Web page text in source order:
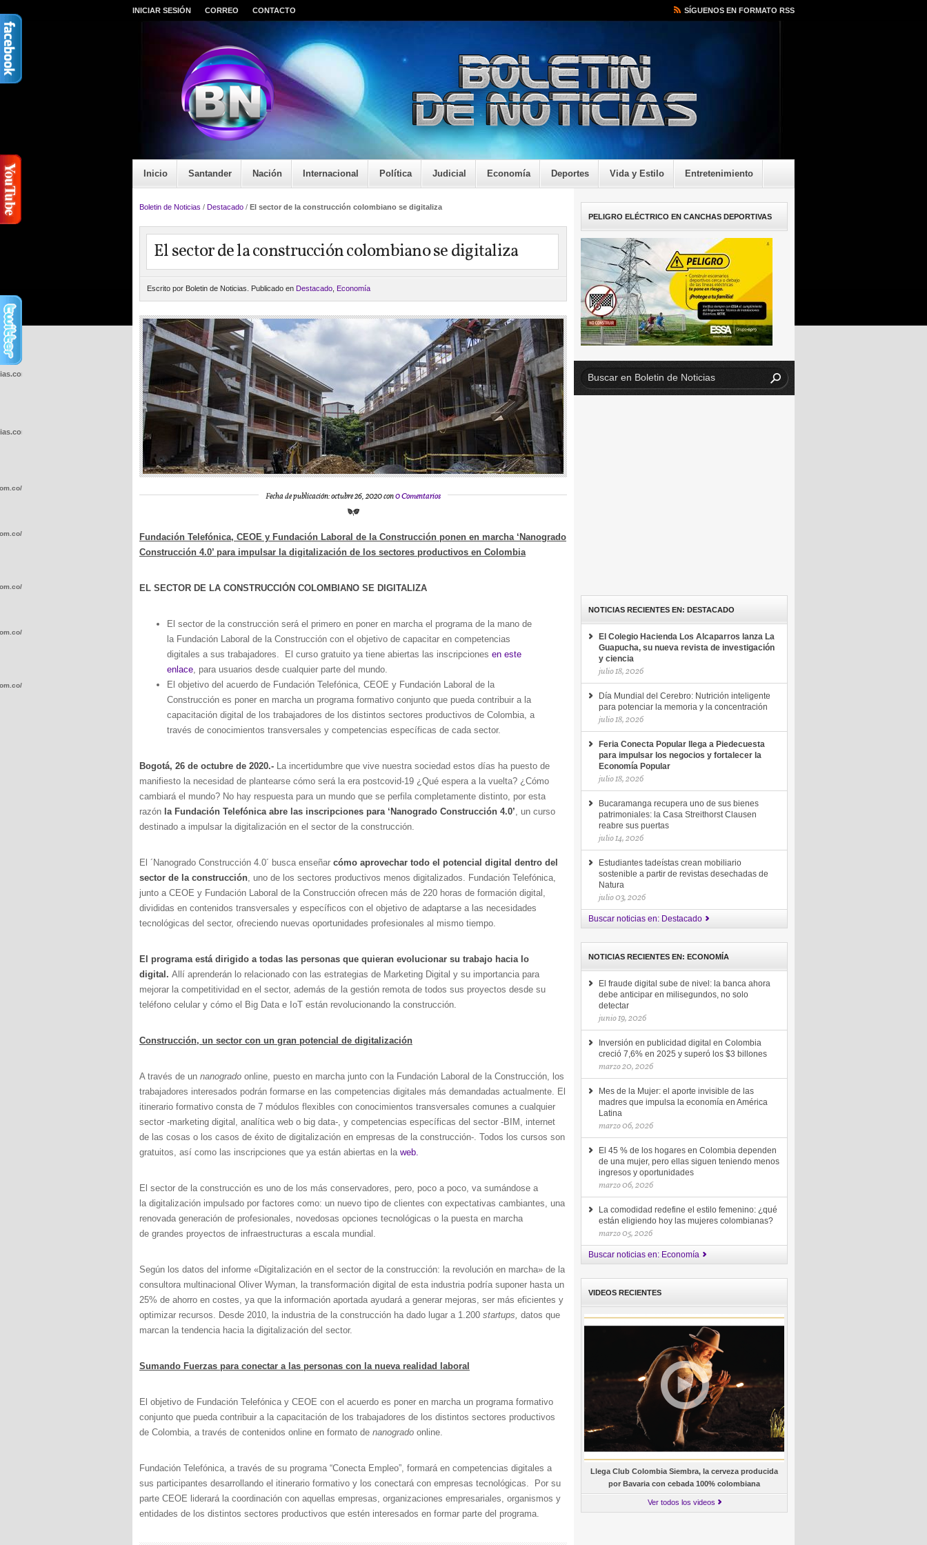
INICIAR SESIÓN CORREO CONTACTO SÍGUENOS EN FORMATO RSS
Inicio Santander Nación Internacional Política Judicial Economía Deportes Vida y Estilo Entretenimiento
Boletin de Noticias / Destacado / El sector de la construcción colombiano se digitaliza
El sector de la construcción colombiano se digitaliza
Escrito por Boletin de Noticias. Publicado en Destacado Economía
Fecha de publicación: octubre 26, 2020 con0 Comentarios
Fundación Telefónica, CEOE y Fundación Laboral de la Construcción ponen en marcha ‘Nanogrado
Construcción 4.0’ para impulsar la digitalización de los sectores productivos en Colombia
EL SECTOR DE LA CONSTRUCCIÓN COLOMBIANO SE DIGITALIZA
El sector de la construcción será el primero en poner en marcha el programa de la mano de
la Fundación Laboral de la Construcción con el objetivo de capacitar en competencias
digitales a sus trabajadores. El curso gratuito ya tiene abiertas las inscripciones en este
enlace, para usuarios desde cualquier parte del mundo.
El objetivo del acuerdo de Fundación Telefónica, CEOE y Fundación Laboral de la
Construcción es poner en marcha un programa formativo conjunto que pueda contribuir a la
capacitación digital de los trabajadores de los distintos sectores productivos de Colombia, a
través de conocimientos transversales y competencias específicas de cada sector.
Bogotá, 26 de octubre de 2020.- La incertidumbre que vive nuestra sociedad estos días ha puesto de
manifiesto la necesidad de plantearse cómo será la era postcovid-19 ¿Qué espera a la vuelta? ¿Cómo
cambiará el mundo? No hay respuesta para un mundo que se perfila completamente distinto, por esta
razón la Fundación Telefónica abre las inscripciones para ‘Nanogrado Construcción 4.0’, un curso
destinado a impulsar la digitalización en el sector de la construcción.
El ´Nanogrado Construcción 4.0´ busca enseñar cómo aprovechar todo el potencial digital dentro del
sector de la construcción, uno de los sectores productivos menos digitalizados. Fundación Telefónica,
junto a CEOE y Fundación Laboral de la Construcción ofrecen más de 220 horas de formación digital,
divididas en contenidos transversales y específicos con el objetivo de adaptarse a las necesidades
tecnológicas del sector, ofreciendo nuevas oportunidades profesionales al mismo tiempo.
El programa está dirigido a todas las personas que quieran evolucionar su trabajo hacia lo
digital. Allí aprenderán lo relacionado con las estrategias de Marketing Digital y su importancia para
mejorar la competitividad en el sector, además de la gestión remota de todos sus proyectos desde su
teléfono celular y cómo el Big Data e IoT están revolucionando la construcción.
Construcción, un sector con un gran potencial de digitalización
A través de un nanogrado online, puesto en marcha junto con la Fundación Laboral de la Construcción, los
trabajadores interesados podrán formarse en las competencias digitales más demandadas actualmente. El
itinerario formativo consta de 7 módulos flexibles con conocimientos transversales comunes a cualquier
sector -marketing digital, analítica web o big data-, y competencias específicas del sector -BIM, internet
de las cosas o los casos de éxito de digitalización en empresas de la construcción-. Todos los cursos son
gratuitos, así como las inscripciones que ya están abiertas en la web.
El sector de la construcción es uno de los más conservadores, pero, poco a poco, va sumándose a
la digitalización impulsado por factores como: un nuevo tipo de clientes con expectativas cambiantes, una
renovada generación de profesionales, novedosas opciones tecnológicas o la puesta en marcha
de grandes proyectos de infraestructuras a escala mundial.
Según los datos del informe «Digitalización en el sector de la construcción: la revolución en marcha» de la
consultora multinacional Oliver Wyman, la transformación digital de esta industria podría suponer hasta un
25% de ahorro en costes, ya que la información aportada ayudará a generar mejoras, ser más eficientes y
optimizar recursos. Desde 2010, la industria de la construcción ha dado lugar a 1.200 startups, datos que
marcan la tendencia hacia la digitalización del sector.
Sumando Fuerzas para conectar a las personas con la nueva realidad laboral
El objetivo de Fundación Telefónica y CEOE con el acuerdo es poner en marcha un programa formativo
conjunto que pueda contribuir a la capacitación de los trabajadores de los distintos sectores productivos
de Colombia, a través de contenidos online en formato de nanogrado online.
Fundación Telefónica, a través de su programa “Conecta Empleo”, formará en competencias digitales a
sus participantes desarrollando el itinerario formativo y los conectará con empresas tecnológicas. Por su
parte CEOE liderará la coordinación con aquellas empresas, organizaciones empresariales, organismos y
entidades de los distintos sectores productivos que estén interesados en formar parte del programa.
PELIGRO ELÉCTRICO EN CANCHAS DEPORTIVAS
NOTICIAS RECIENTES EN: DESTACADO
El Colegio Hacienda Los Alcaparros lanza La
Guapucha, su nueva revista de investigación
y ciencia
julio 18, 2026
Día Mundial del Cerebro: Nutrición inteligente
para potenciar la memoria y la concentración
julio 18, 2026
Feria Conecta Popular llega a Piedecuesta
para impulsar los negocios y fortalecer la
Economía Popular
julio 18, 2026
Bucaramanga recupera uno de sus bienes
patrimoniales: la Casa Streithorst Clausen
reabre sus puertas
julio 14, 2026
Estudiantes tadeístas crean mobiliario
sostenible a partir de revistas desechadas de
Natura
julio 03, 2026
Buscar noticias en: Destacado
NOTICIAS RECIENTES EN: ECONOMÍA
El fraude digital sube de nivel: la banca ahora
debe anticipar en milisegundos, no solo
detectar
junio 19, 2026
Inversión en publicidad digital en Colombia
creció 7,6% en 2025 y superó los $3 billones
marzo 20, 2026
Mes de la Mujer: el aporte invisible de las
madres que impulsa la economía en América
Latina
marzo 06, 2026
El 45 % de los hogares en Colombia dependen
de una mujer, pero ellas siguen teniendo menos
ingresos y oportunidades
marzo 06, 2026
La comodidad redefine el estilo femenino: ¿qué
están eligiendo hoy las mujeres colombianas?
marzo 05, 2026
Buscar noticias en: Economía
VIDEOS RECIENTES
Llega Club Colombia Siembra, la cerveza producida
por Bavaria con cebada 100% colombiana
Ver todos los videos
wp-
wp-
wp-
wp-
wp-
wp-
wp-